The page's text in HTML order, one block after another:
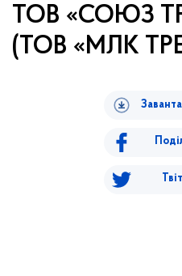
ТОВ «СОЮЗ
(ТОВ «МЛК